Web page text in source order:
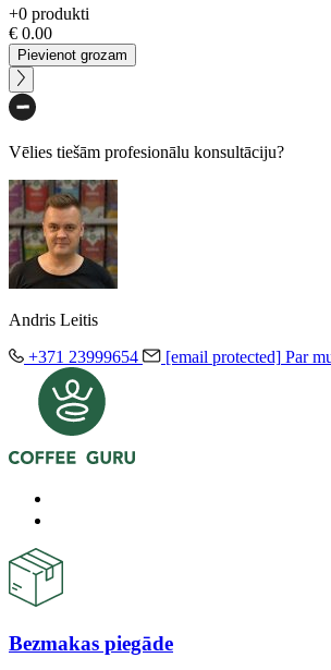
+0 produkti
€ 0.00
Pievienot grozam
Vēlies tiešām profesionālu konsultāciju?
Andris Leitis
+371 23999654
[email protected] Par
Bezmakas piegāde